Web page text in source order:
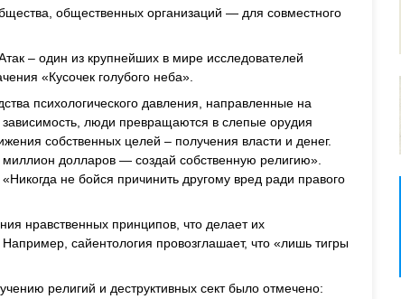
общественных организаций — для совместного
– один из крупнейших в мире исследователей
«Кусочек голубого неба».
психологического давления, направленные на
зависимость, люди превращаются в слепые орудия
собственных целей – получения власти и денег.
долларов — создай собственную религию».
не бойся причинить другому вред ради правого
нравственных принципов, что делает их
сайентология провозглашает, что «лишь тигры
религий и деструктивных сект было отмечено: